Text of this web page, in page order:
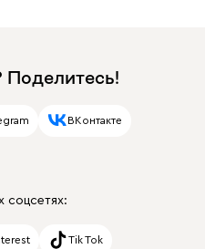
Поделитесь!
ВКонтакте
соцсетях:
Tik Tok